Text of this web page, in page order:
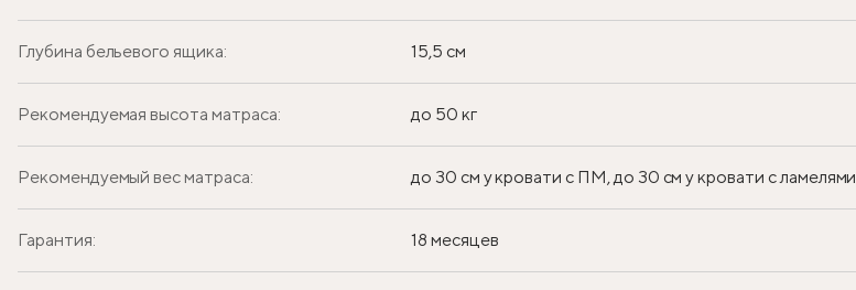
Глубина бельевого ящика: 15,5 см
Рекомендуемая высота матраса: до 50 кг
Рекомендуемый вес матраса: до 30 см у кровати с ПМ, до 30 см у кровати с ламелями
Гарантия: 18 месяцев